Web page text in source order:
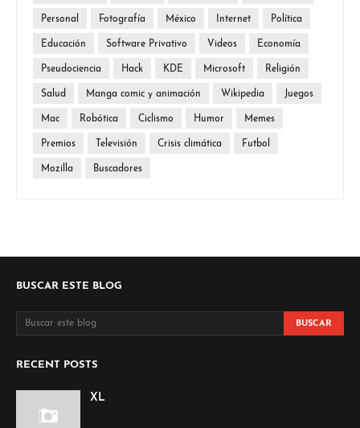
Personal Fotografía México Internet Política
Educación Software Privativo Videos Economía
Pseudociencia Hack KDE Microsoft Religión
Salud Manga comic y animación Wikipedia Juegos
Mac Robótica Ciclismo Humor Memes
Premios Televisión Crisis climática Futbol
Mozilla Buscadores
BUSCAR ESTE BLOG
RECENT POSTS
XL